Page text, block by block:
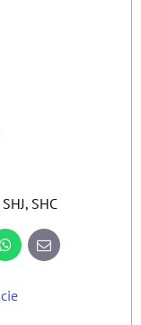
SHC
WhatsApp
E-
mail